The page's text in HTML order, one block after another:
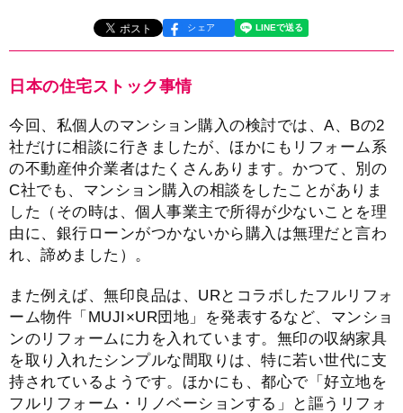
シェア
日本の住宅ストック事情
今回、私個人のマンション購入の検討では、A、Bの2
社だけに相談に行きましたが、ほかにもリフォーム系
の不動産仲介業者はたくさんあります。かつて、別の
C社でも、マンション購入の相談をしたことがありま
した（その時は、個人事業主で所得が少ないことを理
由に、銀行ローンがつかないから購入は無理だと言わ
れ、諦めました）。
また例えば、無印良品は、URとコラボしたフルリフォ
ーム物件「MUJI×UR団地」を発表するなど、マンショ
ンのリフォームに力を入れています。無印の収納家具
を取り入れたシンプルな間取りは、特に若い世代に支
持されているようです。ほかにも、都心で「好立地を
フルリフォーム・リノベーションする」と謳うリフォ